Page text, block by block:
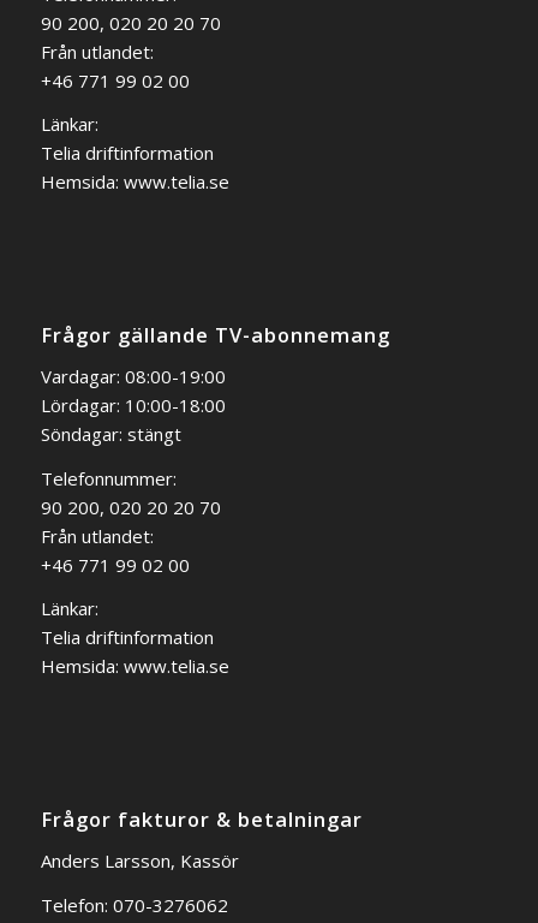
90 200, 020 20 20 70
Från utlandet:
+46 771 99 02 00
Länkar:
Telia driftinformation
Hemsida: www.telia.se
Frågor gällande TV-abonnemang
Vardagar: 08:00-19:00
Lördagar: 10:00-18:00
Söndagar: stängt
Telefonnummer:
90 200, 020 20 20 70
Från utlandet:
+46 771 99 02 00
Länkar:
Telia driftinformation
Hemsida: www.telia.se
Frågor fakturor & betalningar
Anders Larsson, Kassör
Telefon: 070-3276062